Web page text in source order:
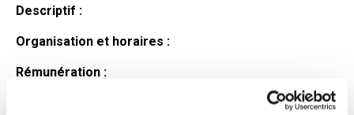
Descriptif :
Organisation et horaires :
Rémunération :